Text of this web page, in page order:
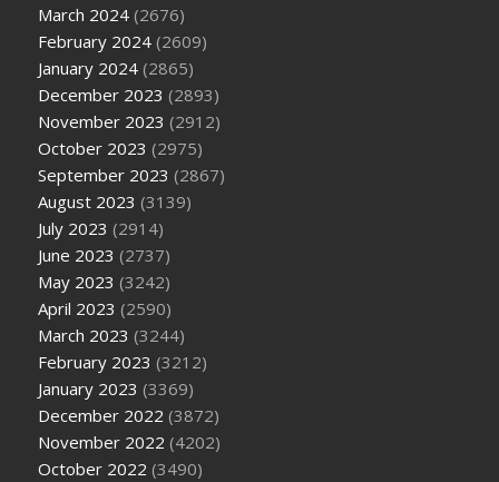
March 2024 (2676)
February 2024 (2609)
January 2024 (2865)
December 2023 (2893)
November 2023 (2912)
October 2023 (2975)
September 2023 (2867)
August 2023 (3139)
July 2023 (2914)
June 2023 (2737)
May 2023 (3242)
April 2023 (2590)
March 2023 (3244)
February 2023 (3212)
January 2023 (3369)
December 2022 (3872)
November 2022 (4202)
October 2022 (3490)